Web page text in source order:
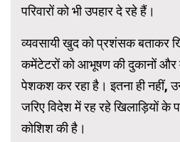
परिवारों को भी उपहार दे रहे हैं।
व्यवसायी खुद को प्रशंसक बताकर
कमेंटेटरों को आभूषण की दुकानों और
पेशकश कर रहा है। इतना ही नहीं,
जरिए विदेश में रह रहे खिलाड़ियों के
कोशिश की है।